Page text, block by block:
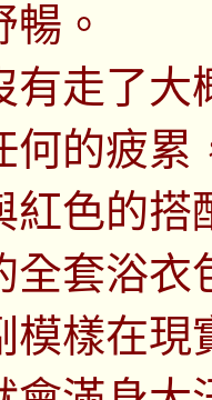
。
有走了
何的疲累
紅色的搭
全套浴
模樣在